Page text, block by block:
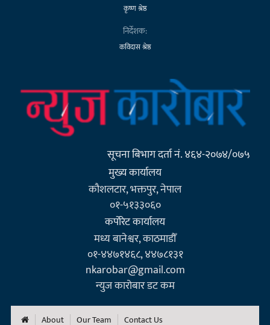
कृष्ण श्रेष्ठ
निर्देशक:
कविदास श्रेष्ठ
सूचना बिभाग दर्ता नं. ४६४-२०७४/०७५
मुख्य कार्यालय
कौशलटार, भक्तपुर, नेपाल
०१-५१३३०६०
कर्पाेरेट कार्यालय
मध्य बानेश्वर, काठमाडौँ
०१-४४७१४६८, ४४७८१३१
nkarobar@gmail.com
न्युज कारोबार डट कम
About Our Team Contact Us